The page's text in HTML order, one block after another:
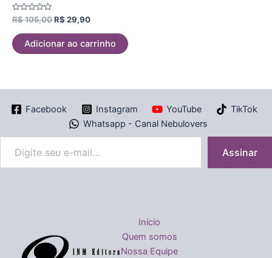
Avaliação
de
5
R$105,00R$ 29,90
Adicionar ao carrinho
Facebook Instagram YouTube
TikTok
Whatsapp - Canal Nebulovers
Assinar
Início
Quem somos
Nossa Equipe